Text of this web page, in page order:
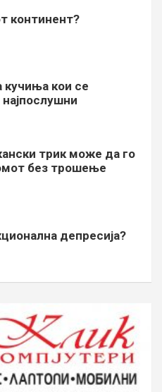
континент?
кучиња кои се
трик може да го
без трошење
депресија?